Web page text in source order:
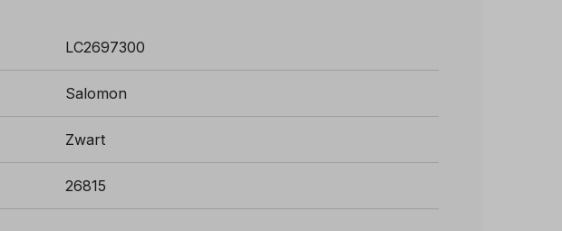
LC2697300
Salomon
Zwart
26815